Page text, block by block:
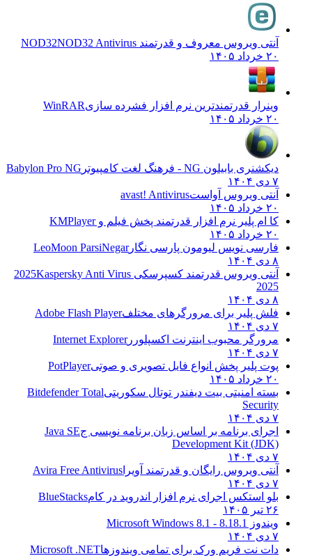
آنتی ویروس معروف و قدرتمند NOD32 NOD32 Antivirus
۲۰ خرداد ۱۴۰۵
وینرار قدرتمندترین نرم افزار فشرده سازیWinRAR
۲۰ خرداد ۱۴۰۵
دیکشنری بابیلون NG - فرهنگ لغت کامپیوتر
Babylon Pro NG
۷ دی ۱۴۰۴
آنتی ویروس آواستavast! Antivirus
۲۰ خرداد ۱۴۰۵
کا ام پلیر نرم افزار قدرتمند پخش فیلم وKMPlayer
۲۰ خرداد ۱۴۰۵
فارسی نویس لیومون پارسی نگارLeoMoon ParsiNegar
۸ دی ۱۴۰۴
آنتی ویروس قدرتمند کسپرسکی 2025 Kaspersky Anti Virus
2025
۸ دی ۱۴۰۴
فلش پلیر برای مرورگرهای مختلفAdobe Flash Player
۷ دی ۱۴۰۴
مرورگر محبوب اینترنت اکسپلوررInternet Explorer
۷ دی ۱۴۰۴
پوت پلیر پخش انواع فایل تصویری و صوتیPotPlayer
۲۰ خرداد ۱۴۰۵
بسته امنیتی بیت دیفندر توتال سکوریتیBitdefender Total
Security
۷ دی ۱۴۰۴
اجرای برنامه بر اساس زبان برنامه نویسی جJava SE
Development Kit (JDK)
۷ دی ۱۴۰۴
آنتی ویروس رایگان و قدرتمند آویرا Avira Free Antivirus
۷ دی ۱۴۰۴
بلو استکس اجرای نرم افزار اندروید در کامBlueStacks
۲۶ تیر ۱۴۰۵
ویندوز 8.1
8.1 - Microsoft Windows 8.1
۷ دی ۱۴۰۴
دات نت فریم ورک برای تمامی ویندوزهاMicrosoft .NET